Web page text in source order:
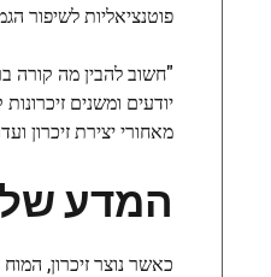
פוטנציאליות לשיפור
"חשוב להבין מה קורה
יודעים ומשנים
מאחורי יצירת זיכרון
המדע של
כאשר נוצר זיכרון,